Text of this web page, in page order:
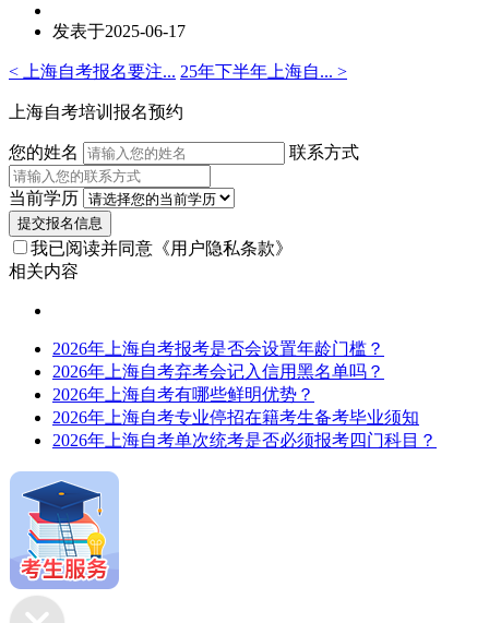
发表于2025-06-17
< 上海自考报名要注... 25年下半年上海自... >
上海自考培训报名预约
您的姓名 联系方式
当前学历
提交报名信息
我已阅读并同意 《用户隐私条款》
相关内容
2026年上海自考报考是否会设置年龄门槛？
2026年上海自考弃考会记入信用黑名单吗？
2026年上海自考有哪些鲜明优势？
2026年上海自考专业停招在籍考生备考毕业须知
2026年上海自考单次统考是否必须报考四门科目？